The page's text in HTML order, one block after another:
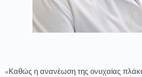
«Καθώς η ανανέωση της ονυχαίας